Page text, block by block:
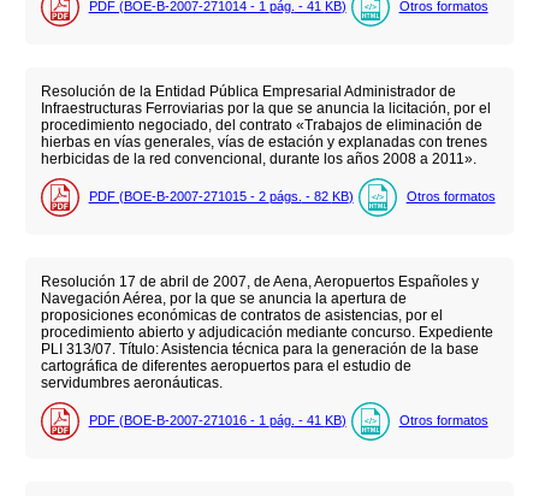
PDF (BOE-B-2007-271014 - 1 pág. - 41 KB) Otros formatos
Resolución de la Entidad Pública Empresarial Administrador de
Infraestructuras Ferroviarias por la que se anuncia la licitación, por el
procedimiento negociado, del contrato «Trabajos de eliminación de
hierbas en vías generales, vías de estación y explanadas con trenes
herbicidas de la red convencional, durante los años 2008 a 2011».
PDF (BOE-B-2007-271015 - 2 págs. - 82 KB) Otros formatos
Resolución 17 de abril de 2007, de Aena, Aeropuertos Españoles y
Navegación Aérea, por la que se anuncia la apertura de
proposiciones económicas de contratos de asistencias, por el
procedimiento abierto y adjudicación mediante concurso. Expediente
PLI 313/07. Título: Asistencia técnica para la generación de la base
cartográfica de diferentes aeropuertos para el estudio de
servidumbres aeronáuticas.
PDF (BOE-B-2007-271016 - 1 pág. - 41 KB) Otros formatos